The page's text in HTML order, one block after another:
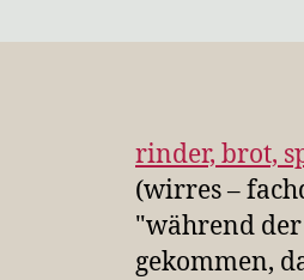
rinder, brot,
(wirres –
"während
gekommen,